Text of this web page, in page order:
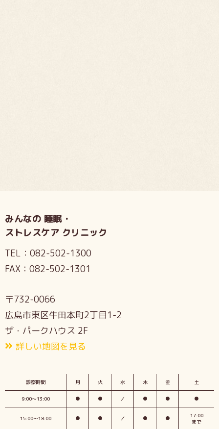
みんなの 睡眠・
ストレスケア クリニック
TEL： 082-502-1300
FAX： 082-502-1301
〒732-0066
広島市東区牛田本町2丁目1-2
ザ・パークハウス 2F
詳しい地図を見る
診察時間 月 火 水 木 金 土
9:00〜13:00 ● ● ／ ● ● ●
15:00〜18:00 ● ● ／ ● ●
17:00
まで